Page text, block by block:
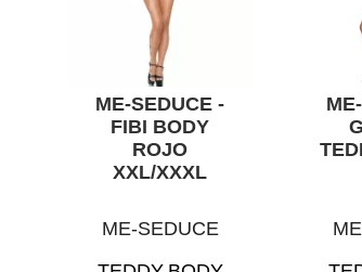
ME-SEDUCE -
FIBI BODY
ROJO
XXL/XXXL
ME-SEDUCE